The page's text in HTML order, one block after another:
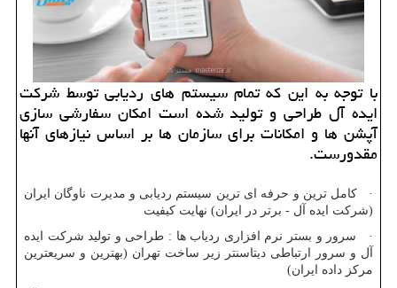
با توجه به این كه تمام سیستم های ردیابی توسط شركت
ایده آل طراحی و تولید شده است امكان سفارشی سازی
آپشن ها و امكانات برای سازمان ها بر اساس نیازهای آنها
مقدورست.
· کامل ترین و حرفه ای ترین سیستم ردیابی و مدیرت ناوگان ایران
(شرکت ایده آل - برتر در ایران) نهایت کیفیت
· سرور و بستر نرم افزاری ردیاب ها : طراحی و تولید شرکت ایده
آل و سرور ارتباطی دیتاسنتر زیر ساخت تهران (بهترین و سریعترین
مرکز داده ایران)